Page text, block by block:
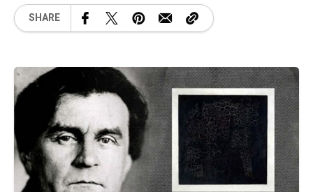
SHARE